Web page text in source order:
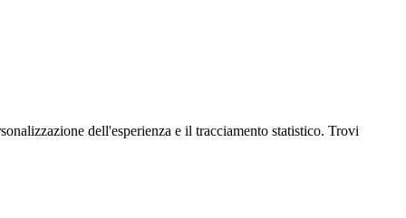
dell'esperienza e il tracciamento statistico. Trovi